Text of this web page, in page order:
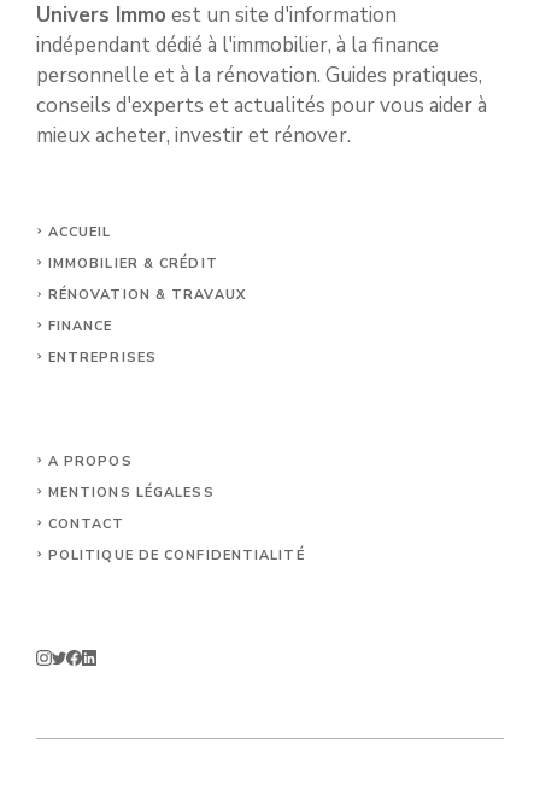
Univers Immo est un site d'information
indépendant dédié à l'immobilier, à la finance
personnelle et à la rénovation. Guides pratiques,
conseils d'experts et actualités pour vous aider à
mieux acheter, investir et rénover.
ACCUEIL
IMMOBILIER & CRÉDIT
RÉNOVATION & TRAVAUX
FINANCE
ENTREPRISES
A PROPOS
MENTIONS LÉGALES S
CONTACT
POLITIQUE DE CONFIDENTIALITÉ